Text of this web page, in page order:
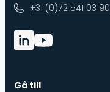
+31 (0)72 541 03 90
Gå till